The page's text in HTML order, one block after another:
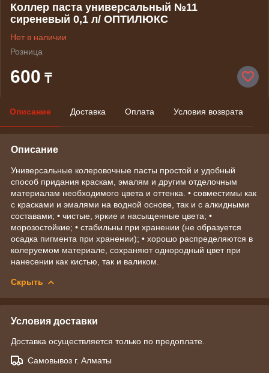
Коллер паста универсальный №11
сиреневый 0,1 л/ ОПТИЛЮКС
Нет в наличии
Розница
600 ₸
Описание Доставка Оплата Условия возврата
Описание
Универсальные колеровочные пасты простой и удобный
способ придания краскам, эмалям и другим отделочным
материалам необходимого цвета и оттенка. • совместимы как
с красками и эмалями на водной основе, так и с алкидными
составами; • чистые, яркие и насыщенные цвета; •
морозостойкие; • стабильны при хранении (не образуется
осадка пигмента при хранении); • хорошо распределяются в
колеруемом материале, сохраняют однородный цвет при
нанесении как кистью, так и валиком.
Скрыть
Условия доставки
Доставка осуществляется только по предоплате.
Самовывоз г. Алматы